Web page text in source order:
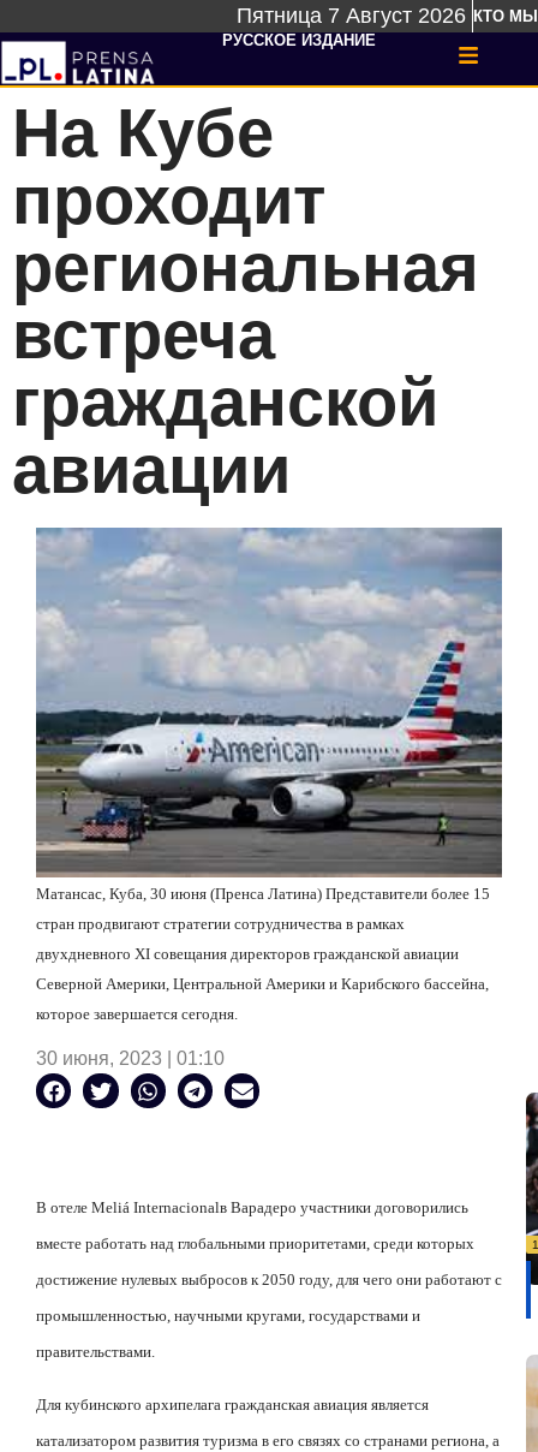
Пятница 7 Август 2026 КТО МЫ
РУССКОЕ ИЗДАНИЕ
На Кубе
проходит
региональная
встреча
гражданской
авиации
Матансас, Куба, 30 июня (Пренса Латина) Представители более 15
стран продвигают стратегии сотрудничества в рамках
двухдневного XI совещания директоров гражданской авиации
Северной Америки, Центральной Америки и Карибского бассейна,
которое завершается сегодня.
30 июня, 2023 | 01:10
В отеле Meliá Internacionalв Варадеро участники договорились
вместе работать над глобальными приоритетами, среди которых
достижение нулевых выбросов к 2050 году, для чего они работают с
промышленностью, научными кругами, государствами и
правительствами.
Для кубинского архипелага гражданская авиация является
катализатором развития туризма в его связях со странами региона, а